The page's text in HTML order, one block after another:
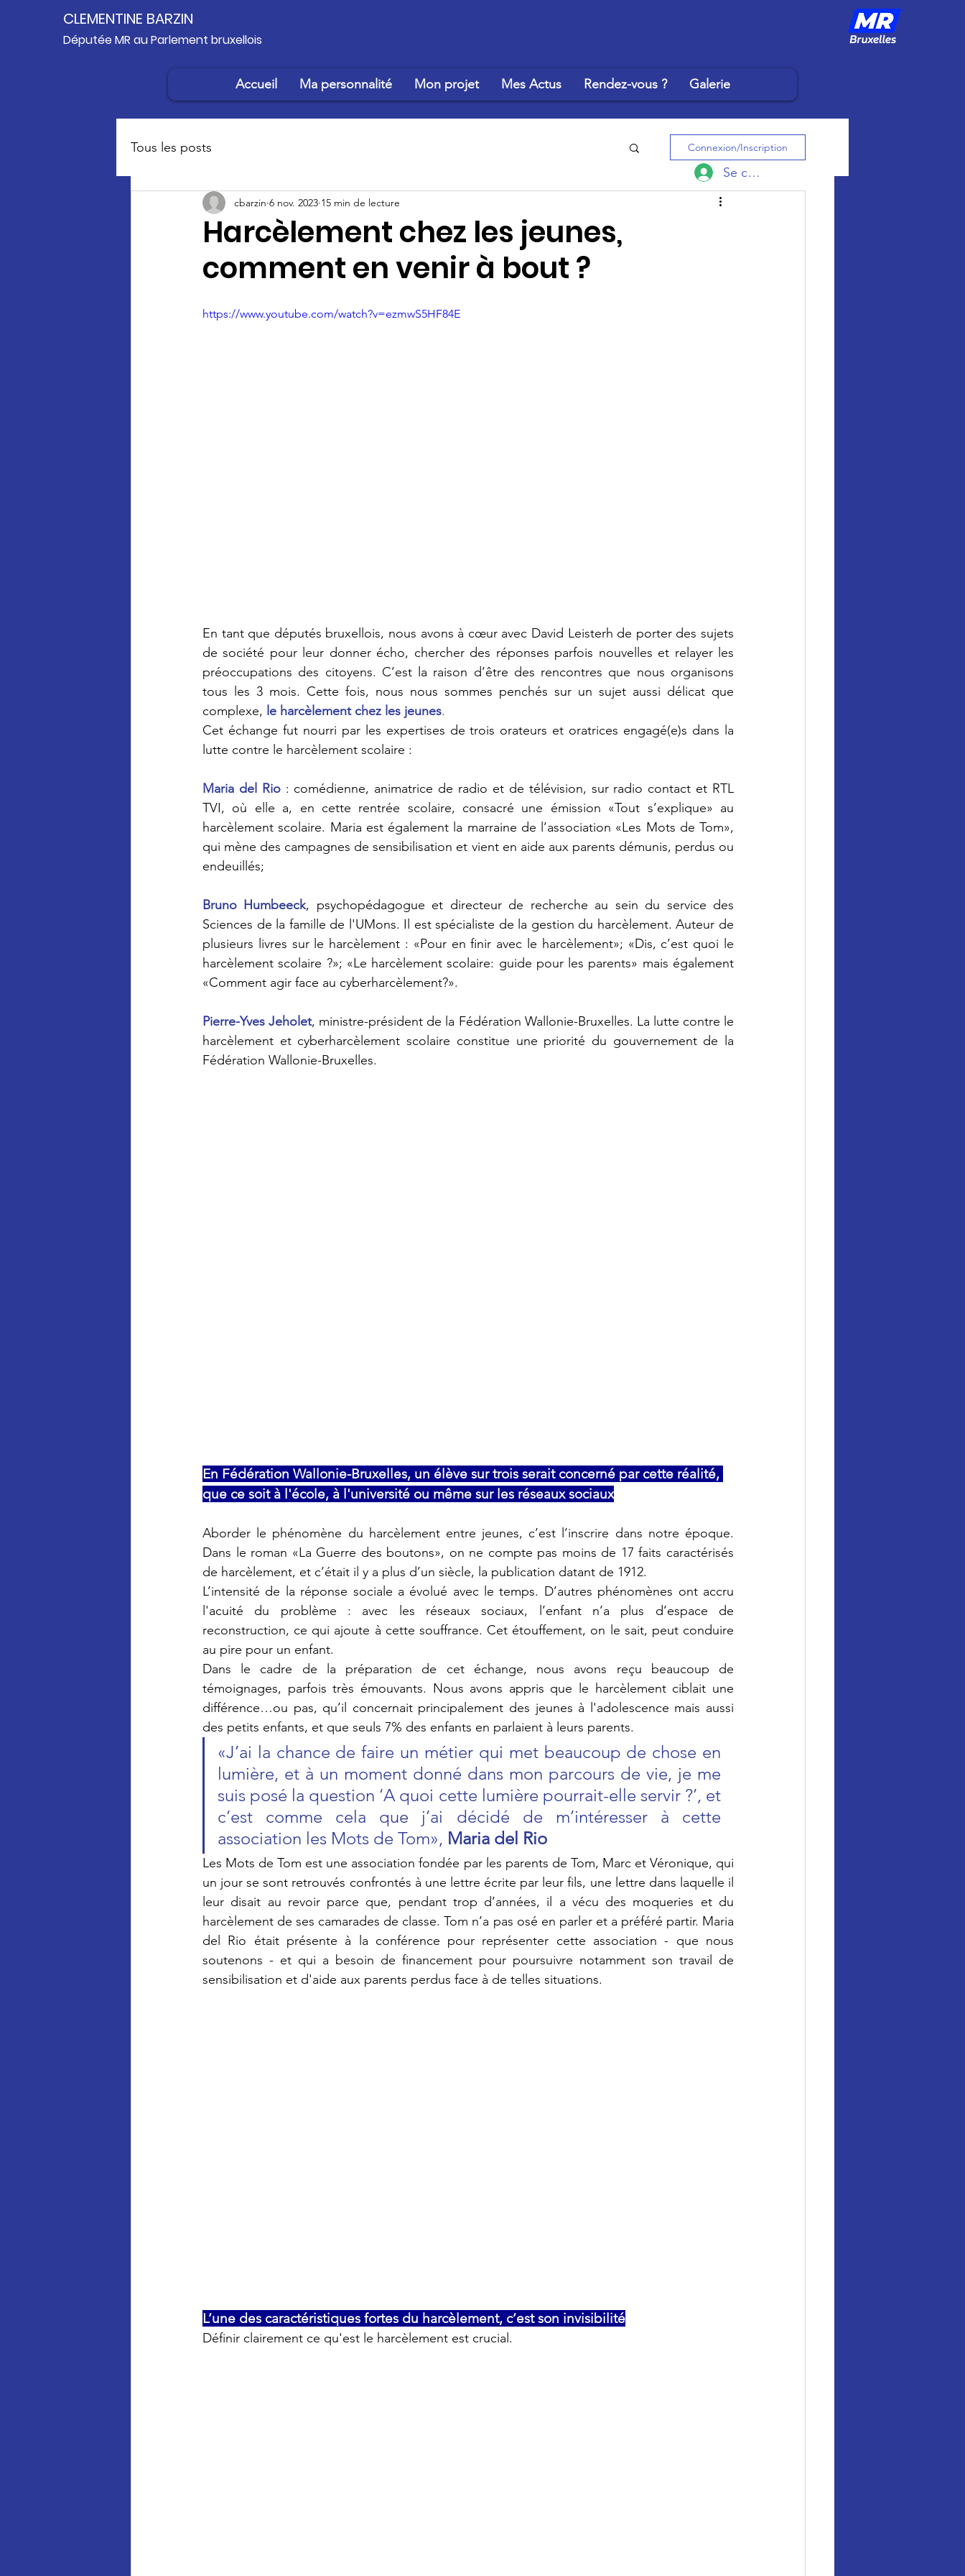
Députée MR au Parlement bruxellois
CLEMENTINE BARZIN
Accueil Ma personnalité Mon projet Mes Actus Rendez-vous ? Galerie
Tous les posts Connexion/Inscription
Harcèlement chez les jeunes,
comment en venir à bout ?
cbarzin 6 nov. 2023 15 min de lecture
https://www.youtube.com/watch?v=ezmwS5HF84E
En tant que députés bruxellois, nous avons à cœur avec David Leisterh de porter des sujets
de société pour leur donner écho, chercher des réponses parfois nouvelles et relayer les
préoccupations des citoyens. C’est la raison d’être des rencontres que nous organisons
tous les 3 mois. Cette fois, nous nous sommes penchés sur un sujet aussi délicat que
complexe, le harcèlement chez les jeunes.
Cet échange fut nourri par les expertises de trois orateurs et oratrices engagé(e)s dans la
lutte contre le harcèlement scolaire :
Maria del Rio : comédienne, animatrice de radio et de télévision, sur radio contact et RTL
TVI, où elle a, en cette rentrée scolaire, consacré une émission «Tout s’explique» au
qui mène des campagnes de sensibilisation et vient en aide aux parents démunis, perdus ou
endeuillés;
Bruno Humbeeck, psychopédagogue et directeur de recherche au sein du service des
Sciences de la famille de l'UMons. Il est spécialiste de la gestion du harcèlement. Auteur de
plusieurs livres sur le harcèlement : «Pour en finir avec le harcèlement»; «Dis, c’est quoi le
harcèlement scolaire ?»; «Le harcèlement scolaire: guide pour les parents» mais également
«Comment agir face au cyberharcèlement?».
Pierre-Yves Jeholet, ministre-président de la Fédération Wallonie-Bruxelles. La lutte contre le
harcèlement et cyberharcèlement scolaire constitue une priorité du gouvernement de la
Fédération Wallonie-Bruxelles.
En Fédération Wallonie-Bruxelles, un élève sur trois serait concerné par cette réalité,
que ce soit à l'école, à l'université ou même sur les réseaux sociaux
Aborder le phénomène du harcèlement entre jeunes, c’est l’inscrire dans notre époque.
Dans le roman «La Guerre des boutons», on ne compte pas moins de 17 faits caractérisés
de harcèlement, et c’était il y a plus d’un siècle, la publication datant de 1912.
L’intensité de la réponse sociale a évolué avec le temps. D’autres phénomènes ont accru
l'acuité du problème : avec les réseaux sociaux, l’enfant n’a plus d’espace de
reconstruction, ce qui ajoute à cette souffrance. Cet étouffement, on le sait, peut conduire
au pire pour un enfant.
Dans le cadre de la préparation de cet échange, nous avons reçu beaucoup de
témoignages, parfois très émouvants. Nous avons appris que le harcèlement ciblait une
différence…ou pas, qu’il concernait principalement des jeunes à l'adolescence mais aussi
des petits enfants, et que seuls 7% des enfants en parlaient à leurs parents.
«J’ai la chance de faire un métier qui met beaucoup de chose en
lumière, et à un moment donné dans mon parcours de vie, je me
suis posé la question ‘A quoi cette lumière pourrait-elle servir ?’, et
c’est comme cela que j’ai décidé de m’intéresser à cette
association les Mots de Tom», Maria del Rio
Les Mots de Tom est une association fondée par les parents de Tom, Marc et Véronique, qui
un jour se sont retrouvés confrontés à une lettre écrite par leur fils, une lettre dans laquelle il
leur disait au revoir parce que, pendant trop d’années, il a vécu des moqueries et du
harcèlement de ses camarades de classe. Tom n’a pas osé en parler et a préféré partir. Maria
del Rio était présente à la conférence pour représenter cette association - que nous
soutenons - et qui a besoin de financement pour poursuivre notamment son travail de
sensibilisation et d'aide aux parents perdus face à de telles situations.
L’une des caractéristiques fortes du harcèlement, c’est son invisibilité
Définir clairement ce qu'est le harcèlement est crucial.
Se connecter